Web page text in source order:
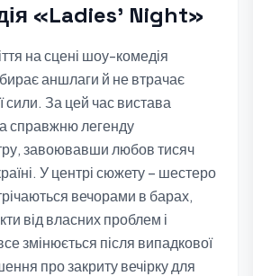
«Ladies’ Night»
на сцені шоу-комедія
аншлаги й не втрачає
сили. За цей час вистава
справжню легенду
завоювавши любов тисяч
У центрі сюжету – шестеро
вечорами в барах,
від власних проблем і
змінюється після випадкової
про закриту вечірку для